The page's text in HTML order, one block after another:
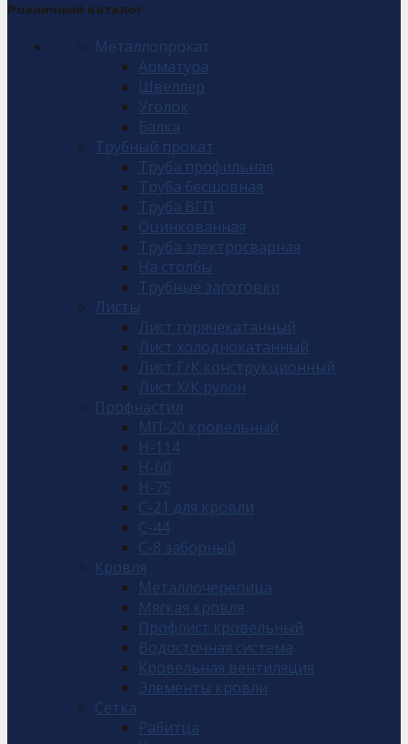
Розничный каталог
Металлопрокат
Арматура
Швеллер
Уголок
Балка
Трубный прокат
Труба профильная
Труба бесшовная
Труба ВГП
Оцинкованная
Труба электросварная
На столбы
Трубные заготовки
Листы
Лист горячекатанный
Лист холоднокатанный
Лист Г/К конструкционный
Лист Х/К рулон
Профнастил
МП-20 кровельный
Н-114
Н-60
Н-75
С-21 для кровли
С-44
С-8 заборный
Кровля
Металлочерепица
Мягкая кровля
Профлист кровельный
Водосточная система
Кровельная вентиляция
Элементы кровли
Сетка
Рабитца